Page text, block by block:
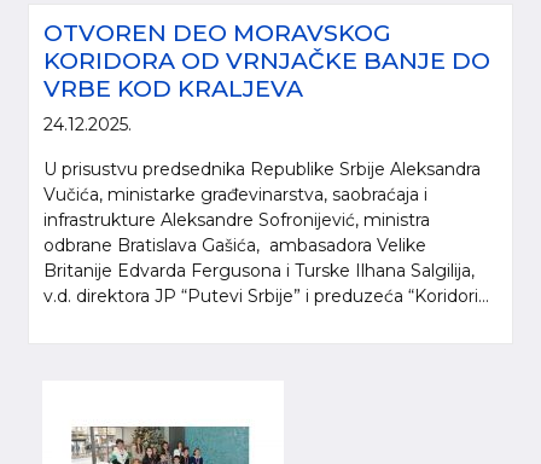
OTVOREN DEO MORAVSKOG
KORIDORA OD VRNJAČKE BANJE DO
VRBE KOD KRALJEVA
24.12.2025.
U prisustvu predsednika Republike Srbije Aleksandra
Vučića, ministarke građevinarstva, saobraćaja i
infrastrukture Aleksandre Sofronijević, ministra
odbrane Bratislava Gašića, ambasadora Velike
Britanije Edvarda Fergusona i Turske Ilhana Salgilija,
v.d. direktora JP “Putevi Srbije” i preduzeća “Koridori...